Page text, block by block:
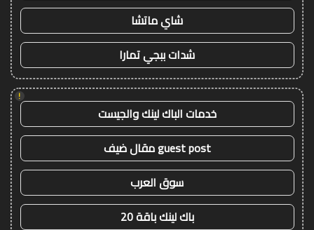
شاي ماتشا
شدات ببجي تمارا
!
خدمات الباك لينك والجيست
guest post مقال ضيف
سوق العرب
باك لينك باقة 20